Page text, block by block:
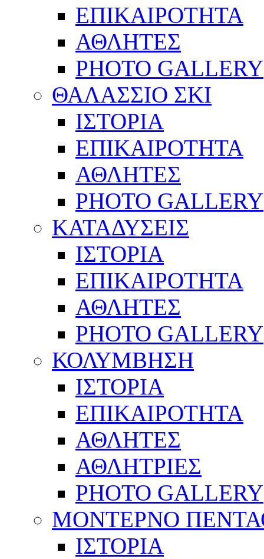
ΕΠΙΚΑΙΡΟΤΗΤΑ
ΑΘΛΗΤΕΣ
PHOTO GALLERY
ΘΑΛΑΣΣΙΟ ΣΚΙ
ΙΣΤΟΡΙΑ
ΕΠΙΚΑΙΡΟΤΗΤΑ
ΑΘΛΗΤΕΣ
PHOTO GALLERY
ΚΑΤΑΔΥΣΕΙΣ
ΙΣΤΟΡΙΑ
ΕΠΙΚΑΙΡΟΤΗΤΑ
ΑΘΛΗΤΕΣ
PHOTO GALLERY
ΚΟΛΥΜΒΗΣΗ
ΙΣΤΟΡΙΑ
ΕΠΙΚΑΙΡΟΤΗΤΑ
ΑΘΛΗΤΕΣ
ΑΘΛΗΤΡΙΕΣ
PHOTO GALLERY
ΜΟΝΤΕΡΝΟ
ΙΣΤΟΡΙΑ